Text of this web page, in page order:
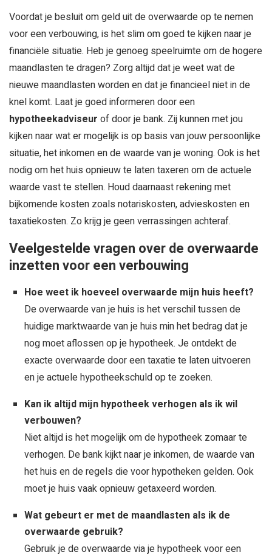
Voordat je besluit om geld uit de overwaarde op te nemen
voor een verbouwing, is het slim om goed te kijken naar je
financiële situatie. Heb je genoeg speelruimte om de hogere
maandlasten te dragen? Zorg altijd dat je weet wat de
nieuwe maandlasten worden en dat je financieel niet in de
knel komt. Laat je goed informeren door een
hypotheekadviseur of door je bank. Zij kunnen met jou
kijken naar wat er mogelijk is op basis van jouw persoonlijke
situatie, het inkomen en de waarde van je woning. Ook is het
nodig om het huis opnieuw te laten taxeren om de actuele
waarde vast te stellen. Houd daarnaast rekening met
bijkomende kosten zoals notariskosten, advieskosten en
taxatiekosten. Zo krijg je geen verrassingen achteraf.
Veelgestelde vragen over de overwaarde
inzetten voor een verbouwing
Hoe weet ik hoeveel overwaarde mijn huis heeft?
De overwaarde van je huis is het verschil tussen de
huidige marktwaarde van je huis min het bedrag dat je
nog moet aflossen op je hypotheek. Je ontdekt de
exacte overwaarde door een taxatie te laten uitvoeren
en je actuele hypotheekschuld op te zoeken.
Kan ik altijd mijn hypotheek verhogen als ik wil
verbouwen?
Niet altijd is het mogelijk om de hypotheek zomaar te
verhogen. De bank kijkt naar je inkomen, de waarde van
het huis en de regels die voor hypotheken gelden. Ook
moet je huis vaak opnieuw getaxeerd worden.
Wat gebeurt er met de maandlasten als ik de
overwaarde gebruik?
Gebruik je de overwaarde via je hypotheek voor een